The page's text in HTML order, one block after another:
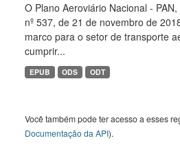
O Plano Aeroviário Nacional -
nº 537, de 21 de novembro de
marco para o setor de transporte
cumprir...
EPUB ODS ODT
Você também pode ter acesso a esses
Documentação da API).